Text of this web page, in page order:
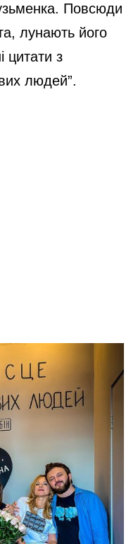
Повсюди
лунають його
цитати з
людей”.